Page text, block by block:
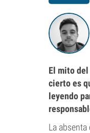
El mito
cierto es
leyendo
La